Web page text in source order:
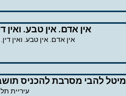
אין אדם. אין טבע.
אין אדם. אין טבע. ואין
מיטל להבי מסרבת להכניס
עיריית